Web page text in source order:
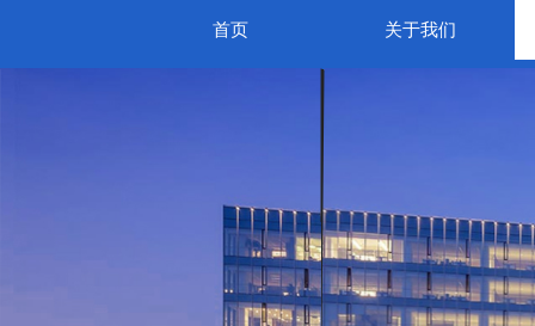
首页 关于我们